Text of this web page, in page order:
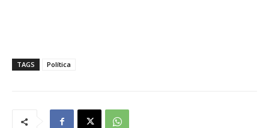
TAGS Política